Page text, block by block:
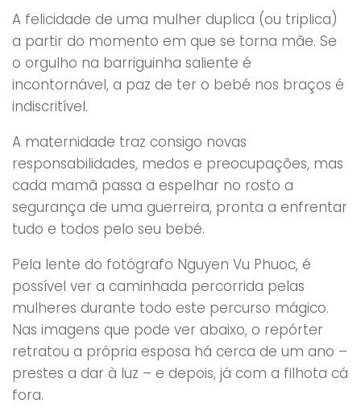
A felicidade de uma mulher duplica (ou triplica)
a partir do momento em que se torna mãe. Se
o orgulho na barriguinha saliente é
incontornável, a paz de ter o bebé nos braços é
indiscritível.
A maternidade traz consigo novas
responsabilidades, medos e preocupações, mas
cada mamã passa a espelhar no rosto a
segurança de uma guerreira, pronta a enfrentar
tudo e todos pelo seu bebé.
Pela lente do fotógrafo Nguyen Vu Phuoc, é
possível ver a caminhada percorrida pelas
mulheres durante todo este percurso mágico.
Nas imagens que pode ver abaixo, o repórter
retratou a própria esposa há cerca de um ano –
prestes a dar à luz – e depois, já com a filhota cá
fora.